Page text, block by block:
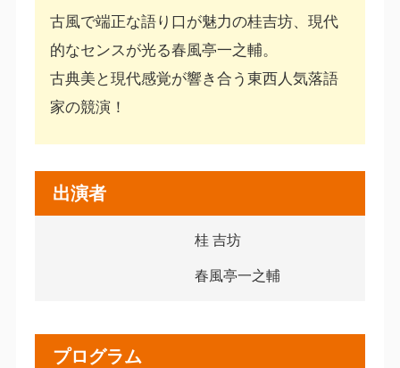
古風で端正な語り口が魅力の桂吉坊、現代
的なセンスが光る春風亭一之輔。
古典美と現代感覚が響き合う東西人気落語
家の競演！
出演者
桂 吉坊
春風亭一之輔
プログラム